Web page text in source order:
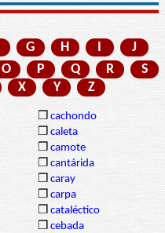
G H
J
O P Q R
S
X Y Z
❒ cachondo
❒ caleta
❒ camote
❒ cantárida
❒ caray
❒ carpa
❒ cataléctico
❒ cebada